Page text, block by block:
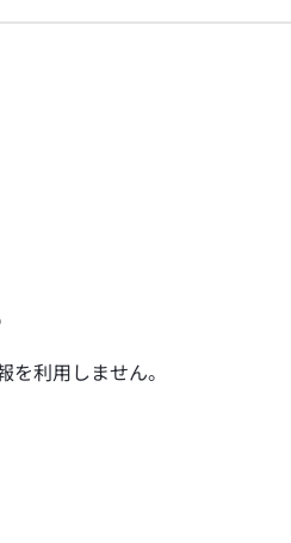
利用しません。